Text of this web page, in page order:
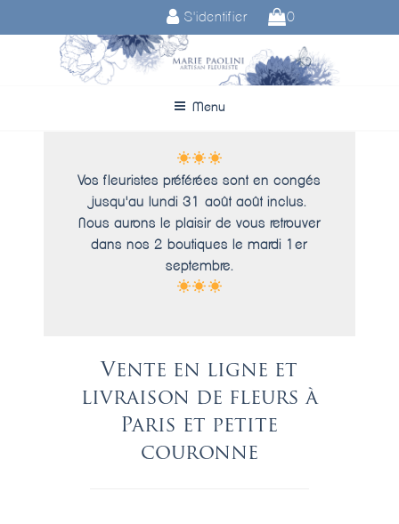
S'identifier 0
Menu
Vos fleuristes préférées sont en congés
jusqu'au lundi 31 août août inclus.
Nous aurons le plaisir de vous retrouver
dans nos 2 boutiques le mardi 1er
septembre.
Vente en ligne et
livraison de fleurs à
Paris et petite
couronne